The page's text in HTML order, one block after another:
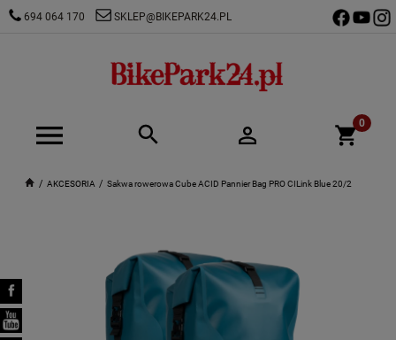
694 064 170 SKLEP@BIKEPARK24.PL
AKCESORIA Sakwa rowerowa Cube ACID Pannier Bag PRO CILink Blue 20/2